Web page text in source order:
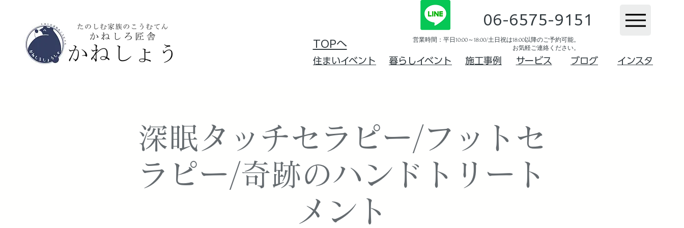
TOPへ
06-6575-9151
営業時間：平日10:00～18:00/土日祝は18:00以降のご予約可能。
お気軽ご連絡ください。​
住まいイベント 暮らしイベント ​施工事例 サービス ブログ インスタ
深眠タッチセラピー/フットセ
ラピー/奇跡のハンドトリート
メント